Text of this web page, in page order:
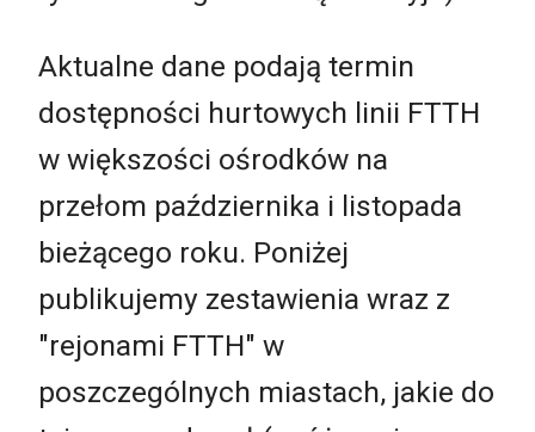
Aktualne dane podają termin
dostępności hurtowych linii FTTH
w większości ośrodków na
przełom października i listopada
bieżącego roku. Poniżej
publikujemy zestawienia wraz z
"rejonami FTTH" w
poszczególnych miastach, jakie do